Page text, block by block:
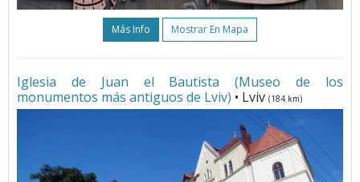
Más Info Mostrar En Mapa
Iglesia de Juan el Bautista (Museo de los
monumentos más antiguos de Lviv) • Lviv (184 km)